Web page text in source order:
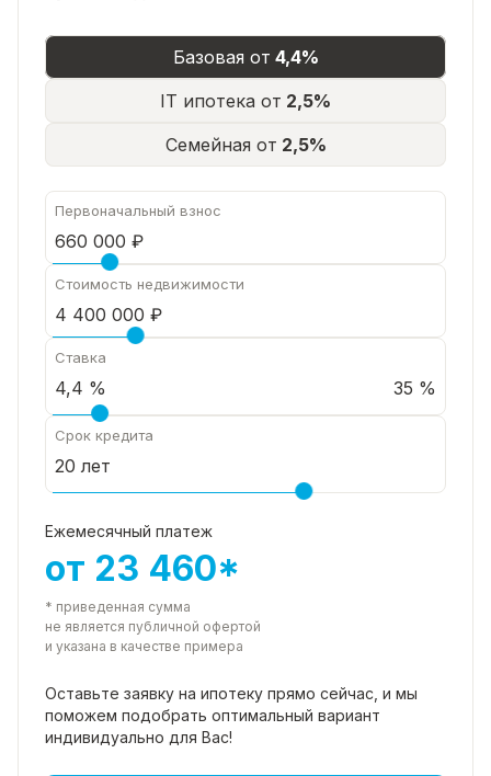
использованием материнского капитала или за
📞 НЕ ОТКЛАДЫВАЙТЕ, ЗВОНИТЕ ПРЯМО
СЕЙЧАС, чтобы договориться о просмотре!
Базовая от 4,4%
IT ипотека от 2,5%
Семейная от 2,5%
Первоначальный взнос
Стоимость недвижимости
Ставка
35 %
Срок кредита
Ежемесячный платеж
от 23 460*
* приведенная сумма
не является публичной офертой
и указана в качестве примера
Оставьте заявку на ипотеку прямо сейчас, и мы
поможем подобрать оптимальный вариант
индивидуально для Вас!